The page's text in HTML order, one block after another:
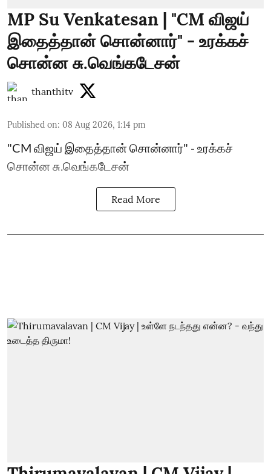
MP Su Venkatesan | "CM விஜய்
இதைத்தான் சொன்னார்" - உரக்கச்
சொன்ன சு.வெங்கடேசன்
thanthitv
Published on: 08 Aug 2026, 1:14 pm
"CM விஜய் இதைத்தான் சொன்னார்" - உரக்கச்
சொன்ன சு.வெங்கடேசன்
Read More